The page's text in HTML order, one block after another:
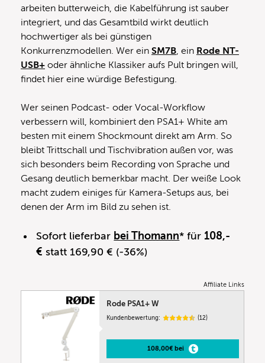
arbeiten butterweich, die Kabelführung ist sauber
integriert, und das Gesamtbild wirkt deutlich
hochwertiger als bei günstigen
Konkurrenzmodellen. Wer ein SM7B, ein Rode NT-
USB+ oder ähnliche Klassiker aufs Pult bringen will,
findet hier eine würdige Befestigung.
Wer seinen Podcast- oder Vocal-Workflow
verbessern will, kombiniert den PSA1+ White am
besten mit einem Shockmount direkt am Arm. So
bleibt Trittschall und Tischvibration außen vor, was
sich besonders beim Recording von Sprache und
Gesang deutlich bemerkbar macht. Der weiße Look
macht zudem einiges für Kamera-Setups aus, bei
denen der Arm im Bild zu sehen ist.
Sofort lieferbar bei Thomann* für 108,-
€ statt 169,90 € (-36%)
Affiliate Links
Rode PSA1+ W
Kundenbewertung: (12)
108,00€ bei